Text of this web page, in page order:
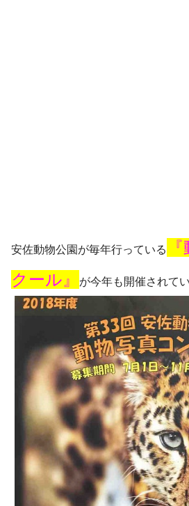
安佐動物公園が毎年行っている
クール』
が今年も開催されて